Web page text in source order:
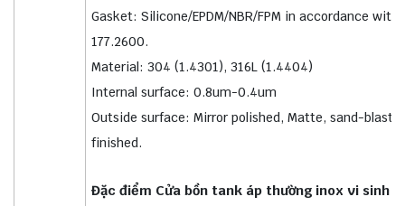
Gasket: Silicone/EPDM/NBR/FPM in accordance with
177.2600.
Material: 304 (1.4301), 316L (1.4404)
Internal surface: 0.8um-0.4um
Outside surface: Mirror polished, Matte, sand-
finished.
Đặc điểm Cửa bồn tank áp thường inox vi sinh